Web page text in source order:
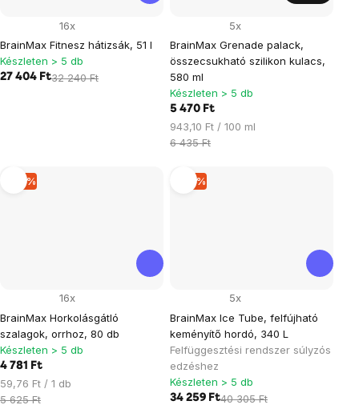
BrainMax Fitnesz hátizsák, 51 l
16x
Készleten > 5 db
27 404 Ft32 240 Ft
BrainMax Grenade palack,
összecsukható szilikon kulacs,
580 ml
5x
Készleten > 5 db
5 470 Ft
Egységár:
943,10 Ft / 100 ml
6 435 Ft
–15 %
BrainMax Horkolásgátló
szalagok, orrhoz, 80 db
16x
Készleten > 5 db
4 781 Ft
Egységár:
59,76 Ft / 1 db
5 625 Ft
–15 %
BrainMax Ice Tube, felfújható
keményítő hordó, 340 L
Felfüggesztési rendszer súlyzós
edzéshez
5x
Készleten > 5 db
34 259 Ft40 305 Ft